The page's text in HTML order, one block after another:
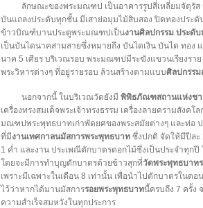
ลักษณะของพระมณฑป เป็นอาคารรูปสี่เหลี่ยมจัตุรัส
บันแถลงประดับทุกชั้น มีเสาย่อมุมไม้สิบสอง ปิดทองประ
ข้าวบิณฑ์บานประตูพระมณฑปเป็นงานศิลปกรรม ประดั
เป็นบันไดนาคสามสายซึ่งหมายถึง บันไดเงิน บันได ทอง
นาค 5 เศียร บริเวณรอบ พระมณฑปมีระฆังแขวนเรียงรา
พระวิหารต่างๆ ที่อยู่รายรอบ ล้วนสร้างตามแบบศิลปกรรม
นอกจากนี้ ในบริเวณวัดยังมี พิพิธภัณฑสถานแห่งชา
เครื่องทรงสมเด็จพระเจ้าทรงธรรม เครื่องลายครามสัง
มณฑปพระพุทธบาทเก่าพัดยศของพระสมัยต่างๆ และท่อ
ที่มีงานเทศกาลนมัสการพระพุทธบาท ซึ่งปกติ จัดให้มีปีละ
1 ค่ำ และงาน ประเพณีตักบาตรดอกไม้ซึ่งเป็นประจำทุก
โดยจะมีการทำบุญตักบาตรด้วยข้าวสุกที่วัดพระพุทธบาท
เพราะมีเฉพาะในเดือน 8 เท่านั้น เพื่อนำไปตักบาตรใน
ไว้ว่าหากได้มานมัสการรอยพระพุทธบาทนี้ครบถึง 7 ครั้ง
ความสำเร็จสมหวังในทุกประการ